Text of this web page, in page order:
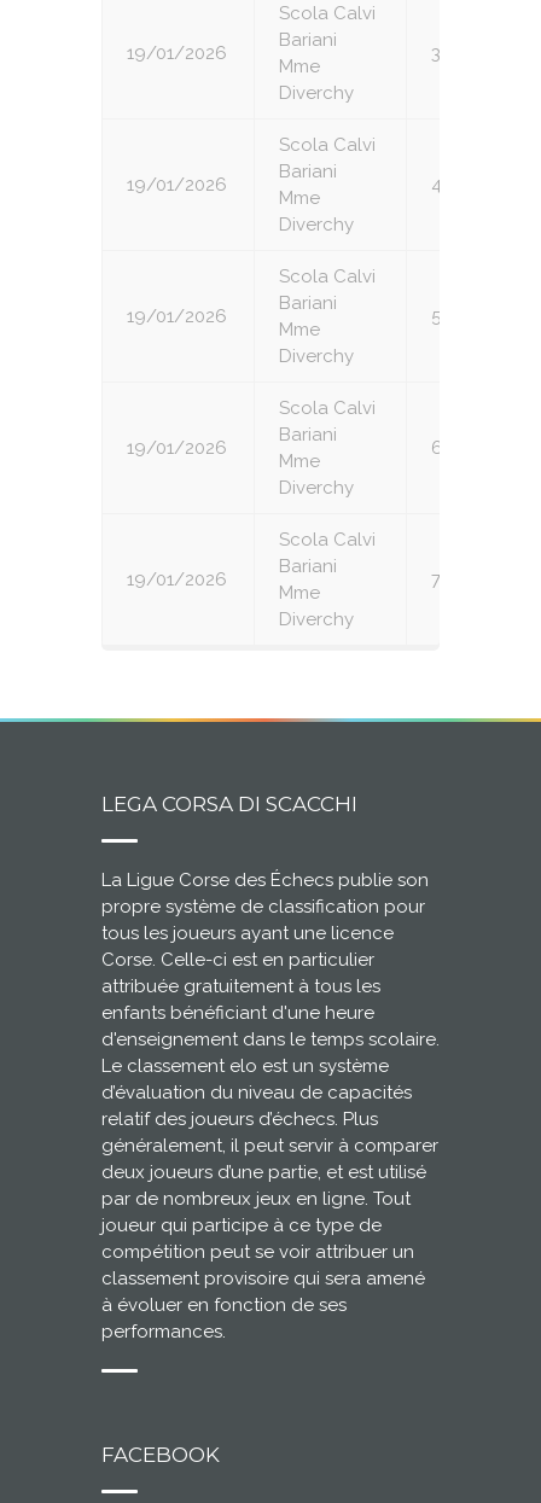
19/01/2026
Scola Calvi
Bariani
Mme
Diverchy
3
19/01/2026
Scola Calvi
Bariani
Mme
Diverchy
4
19/01/2026
Scola Calvi
Bariani
Mme
Diverchy
5
19/01/2026
Scola Calvi
Bariani
Mme
Diverchy
6
19/01/2026
Scola Calvi
Bariani
Mme
Diverchy
7
LEGA CORSA DI SCACCHI
La Ligue Corse des Échecs publie son
propre système de classification pour
tous les joueurs ayant une licence
Corse. Celle-ci est en particulier
attribuée gratuitement à tous les
enfants bénéficiant d'une heure
d'enseignement dans le temps scolaire.
Le classement elo est un système
d’évaluation du niveau de capacités
relatif des joueurs d’échecs. Plus
généralement, il peut servir à comparer
deux joueurs d’une partie, et est utilisé
par de nombreux jeux en ligne. Tout
joueur qui participe à ce type de
compétition peut se voir attribuer un
classement provisoire qui sera amené
à évoluer en fonction de ses
performances.
FACEBOOK